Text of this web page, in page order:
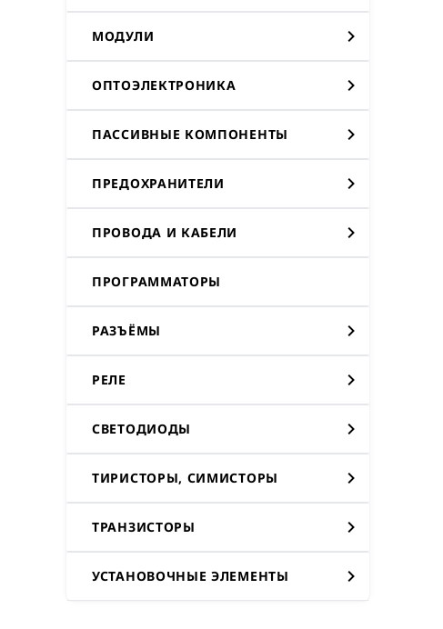
МОДУЛИ
ОПТОЭЛЕКТРОНИКА
ПАССИВНЫЕ КОМПОНЕНТЫ
ПРЕДОХРАНИТЕЛИ
ПРОВОДА И КАБЕЛИ
ПРОГРАММАТОРЫ
РАЗЪЁМЫ
РЕЛЕ
СВЕТОДИОДЫ
ТИРИСТОРЫ, СИМИСТОРЫ
ТРАНЗИСТОРЫ
УСТАНОВОЧНЫЕ ЭЛЕМЕНТЫ